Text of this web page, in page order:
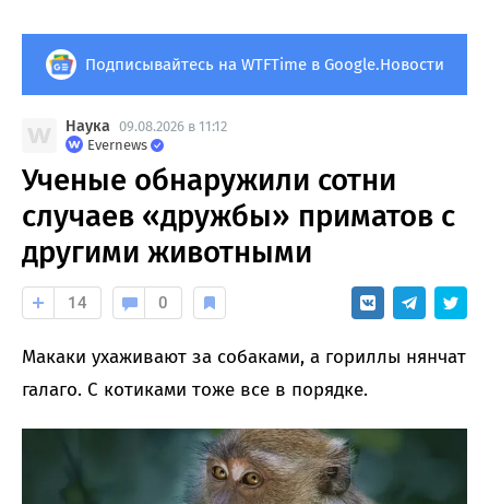
Подписывайтесь на WTFTime в Google.Новости
Наука 09.08.2026 в 11:12
Evernews
Ученые обнаружили сотни
случаев «дружбы» приматов с
другими животными
14 0
Макаки ухаживают за собаками, а гориллы нянчат
галаго. С котиками тоже все в порядке.